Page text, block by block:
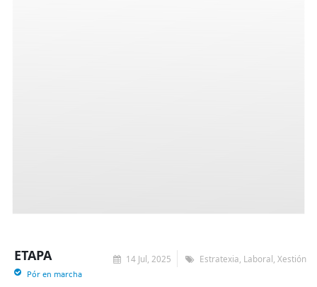
14 Jul, 2025 Estratexia, Laboral, Xestión
ETAPA
Pór en marcha